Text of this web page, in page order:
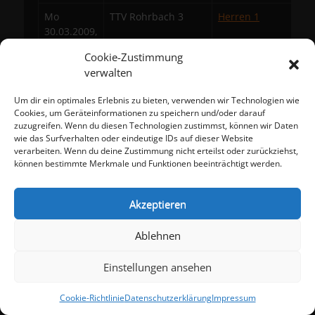
Cookie-Zustimmung
verwalten
Um dir ein optimales Erlebnis zu bieten, verwenden wir Technologien wie
Cookies, um Geräteinformationen zu speichern und/oder darauf
zuzugreifen. Wenn du diesen Technologien zustimmst, können wir Daten
wie das Surfverhalten oder eindeutige IDs auf dieser Website
verarbeiten. Wenn du deine Zustimmung nicht erteilst oder zurückziehst,
können bestimmte Merkmale und Funktionen beeinträchtigt werden.
Akzeptieren
Ablehnen
Einstellungen ansehen
Cookie-RichtlinieDatenschutzerklärungImpressum
Mo
30.03.2009,
TTV Rohrbach 3 Herren 1
20:15
TTC Neidenstein 2
Fr
03.04.2009,
18:15
TSV Germania
Dühren 1
Schüler-A
Fr
Herren 3 SV Eichelberg 2
Beitragsnavigation
Beitrag:
Schüler
Beitrag:
Spielbetrieb 09/10